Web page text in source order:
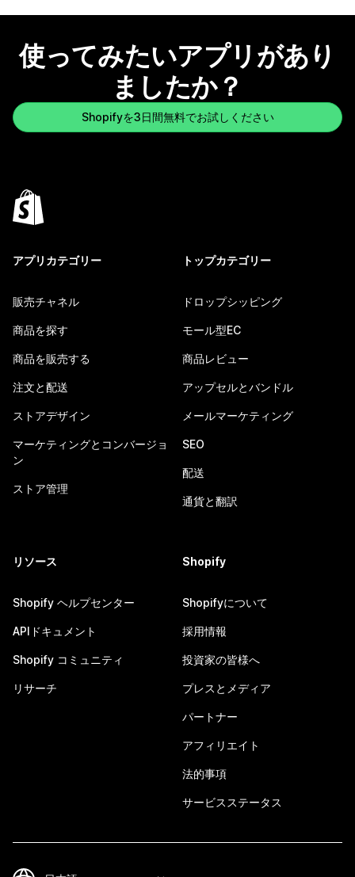
使ってみたいアプリがあり
ましたか？
Shopifyを3日間無料でお試しください
アプリカテゴリー
販売チャネル
商品を探す
商品を販売する
注文と配送
ストアデザイン
マーケティングとコンバージョ
ン
ストア管理
トップカテゴリー
ドロップシッピング
モール型EC
商品レビュー
アップセルとバンドル
メールマーケティング
SEO
配送
通貨と翻訳
リソース
Shopify ヘルプセンター
APIドキュメント
Shopify コミュニティ
リサーチ
Shopify
Shopifyについて
採用情報
投資家の皆様へ
プレスとメディア
パートナー
アフィリエイト
法的事項
サービスステータス